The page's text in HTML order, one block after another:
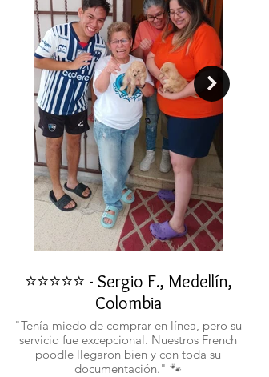
⭐⭐⭐⭐⭐ - Sergio F., Medellín,
Colombia
"Tenía miedo de comprar en línea, pero su
servicio fue excepcional. Nuestros French
poodle llegaron bien y con toda su
documentación." 🐾